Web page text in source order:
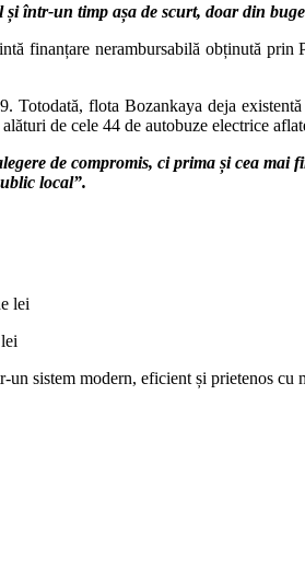
într-un timp așa de scurt, doar din
finanțare nerambursabilă obținută
flota Bozankaya deja
de cele 44 de autobuze electrice
de compromis, ci prima și cea mai
local”.
lei
sistem modern, eficient și prietenos cu